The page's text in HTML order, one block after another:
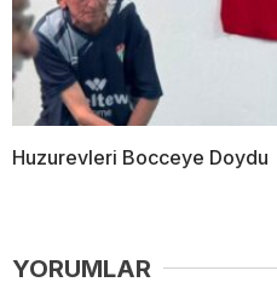
Huzurevleri Bocceye Doydu
YORUMLAR